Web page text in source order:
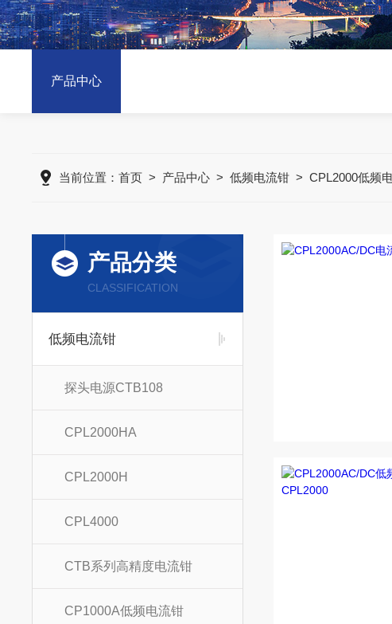
产品中心
当前位置：首页 > 产品中心 >低频电流钳 >CPL2000低频
产品分类
CLASSIFICATION
低频电流钳
探头电源CTB108
CPL2000HA
CPL2000H
CPL4000
CTB系列高精度电流钳
CP1000A低频电流钳